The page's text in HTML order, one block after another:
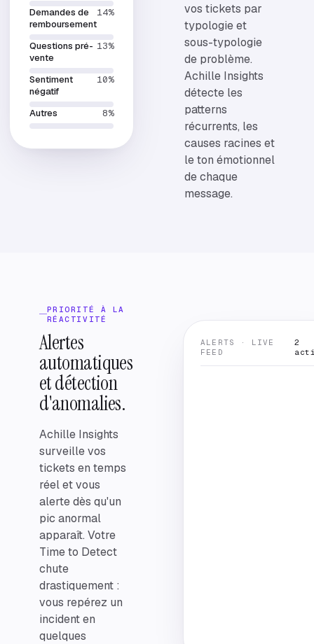
vos tickets par
typologie et
sous-typologie
de problème.
Achille Insights
détecte les
patterns
récurrents, les
causes racines et
le ton émotionnel
de chaque
message.
Demandes de
remboursement
14%
Questions pré-
vente
13%
Sentiment
négatif
10%
Autres 8%
PRIORITÉ À LA
RÉACTIVITÉ
Alertes
automatiques
et détection
d'anomalies.
Achille Insights
surveille vos
tickets en temps
réel et vous
alerte dès qu'un
pic anormal
apparaît. Votre
Time to Detect
chute
drastiquement :
vous repérez un
incident en
quelques
ALERTS · LIVE
FEED
2